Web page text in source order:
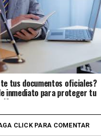
tus documentos oficiales?
inmediato para proteger tu
CLICK PARA COMENTAR